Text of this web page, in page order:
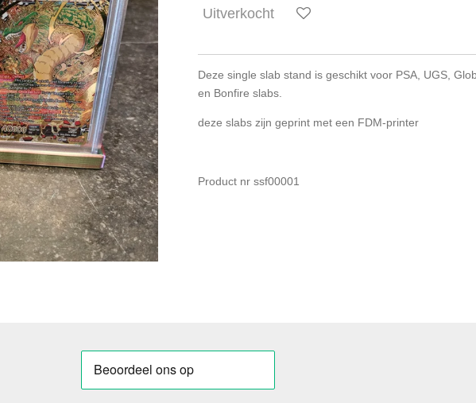
Uitverkocht
Deze single slab stand is geschikt voor PSA, UGS,
en Bonfire slabs.
deze slabs zijn geprint met een FDM-printer
Product nr ssf00001